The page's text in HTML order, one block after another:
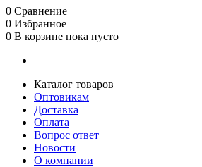
0 Сравнение
0 Избранное
0 В корзине пока пусто
Каталог товаров
Оптовикам
Доставка
Оплата
Вопрос ответ
Новости
О компании